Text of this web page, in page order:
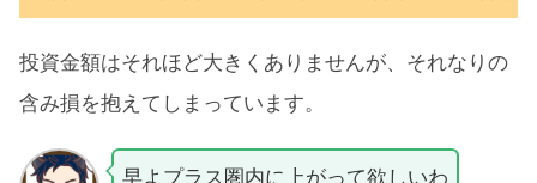
投資金額はそれほど大きくありませんが、それなりの
含み損を抱えてしまっています。
早よプラス圏内に上がって欲しいわ